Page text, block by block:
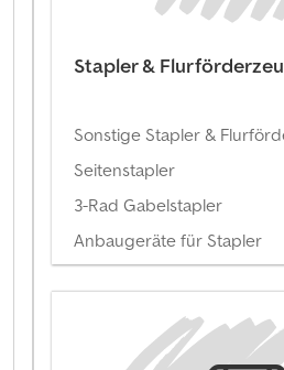
Stapler &
Sonstige Stapler &
Seitenstapler
3-Rad Gabelstapler
Anbaugeräte für Stapler